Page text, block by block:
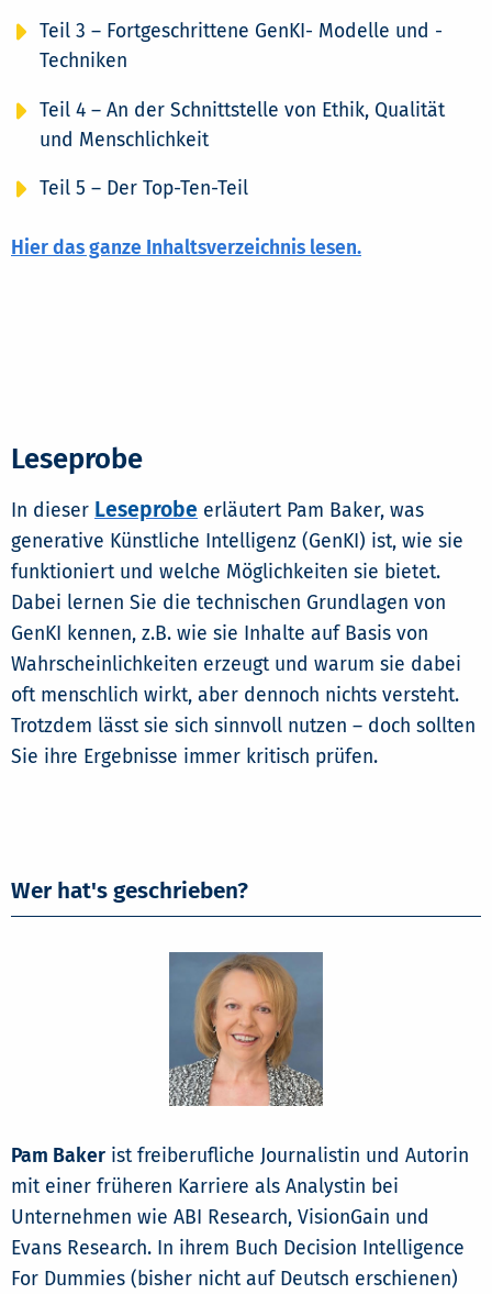
Teil 3 – Fortgeschrittene GenKI- Modelle und -
Techniken
Teil 4 – An der Schnittstelle von Ethik, Qualität
und Menschlichkeit
Teil 5 – Der Top-Ten-Teil
Hier das ganze Inhaltsverzeichnis lesen.
Leseprobe
In dieser Leseprobe erläutert Pam Baker, was
generative Künstliche Intelligenz (GenKI) ist, wie sie
funktioniert und welche Möglichkeiten sie bietet.
Dabei lernen Sie die technischen Grundlagen von
GenKI kennen, z.B. wie sie Inhalte auf Basis von
Wahrscheinlichkeiten erzeugt und warum sie dabei
oft menschlich wirkt, aber dennoch nichts versteht.
Trotzdem lässt sie sich sinnvoll nutzen – doch sollten
Sie ihre Ergebnisse immer kritisch prüfen.
Wer hat's geschrieben?
Pam Baker ist freiberufliche Journalistin und Autorin
mit einer früheren Karriere als Analystin bei
Unternehmen wie ABI Research, VisionGain und
Evans Research. In ihrem Buch Decision Intelligence
For Dummies (bisher nicht auf Deutsch erschienen)